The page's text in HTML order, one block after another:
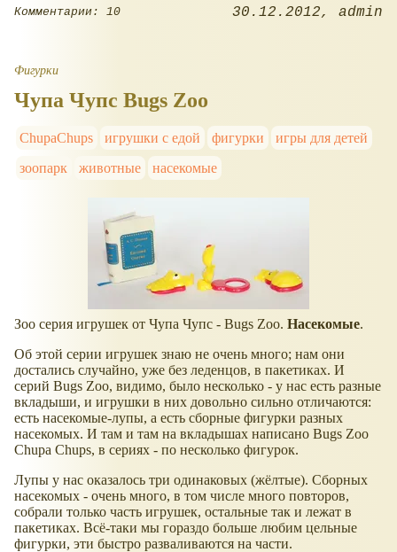
Комментарии: 10 30.12.2012 admin
Фигурки
Чупа Чупс Bugs Zoo
ChupaChups игрушки с едой фигурки
игры для детей
зоопарк
животные насекомые
Зоо серия игрушек от Чупа Чупс - Bugs Zoo. Насекомые.
Об этой серии игрушек знаю не очень много; нам они
достались случайно, уже без леденцов, в пакетиках. И
серий Bugs Zoo, видимо, было несколько - у нас есть разные
вкладыши, и игрушки в них довольно сильно отличаются:
есть насекомые-лупы, а есть сборные фигурки разных
насекомых. И там и там на вкладышах написано Bugs Zoo
Chupa Chups, в сериях - по несколько фигурок.
Лупы у нас оказалось три одинаковых (жёлтые). Сборных
насекомых - очень много, в том числе много повторов,
собрали только часть игрушек, остальные так и лежат в
пакетиках. Всё-таки мы гораздо больше любим цельные
фигурки, эти быстро разваливаются на части.